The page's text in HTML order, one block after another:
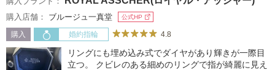
購入店舗： ブルージュ一真堂 公式HP
購入 婚約指輪 4.8
リングにも埋め込み式でダイヤがあり輝きが一際目
立つ。 クビレのある細めのリングで指が綺麗に見え